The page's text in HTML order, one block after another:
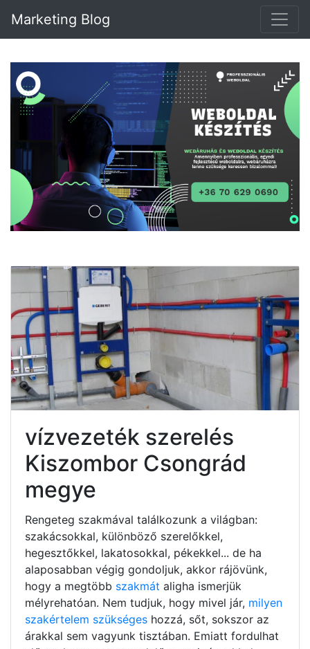
Marketing Blog
vízvezeték szerelés
Kiszombor Csongrád
megye
Rengeteg szakmával találkozunk a világban:
szakácsokkal, különböző szerelőkkel,
hegesztőkkel, lakatosokkal, pékekkel... de ha
alaposabban végig gondoljuk, akkor rájövünk,
hogy a megtöbb szakmát aligha ismerjük
mélyrehatóan. Nem tudjuk, hogy mivel jár, milyen
szakértelem szükséges hozzá, sőt, sokszor az
árakkal sem vagyunk tisztában. Emiatt fordulhat